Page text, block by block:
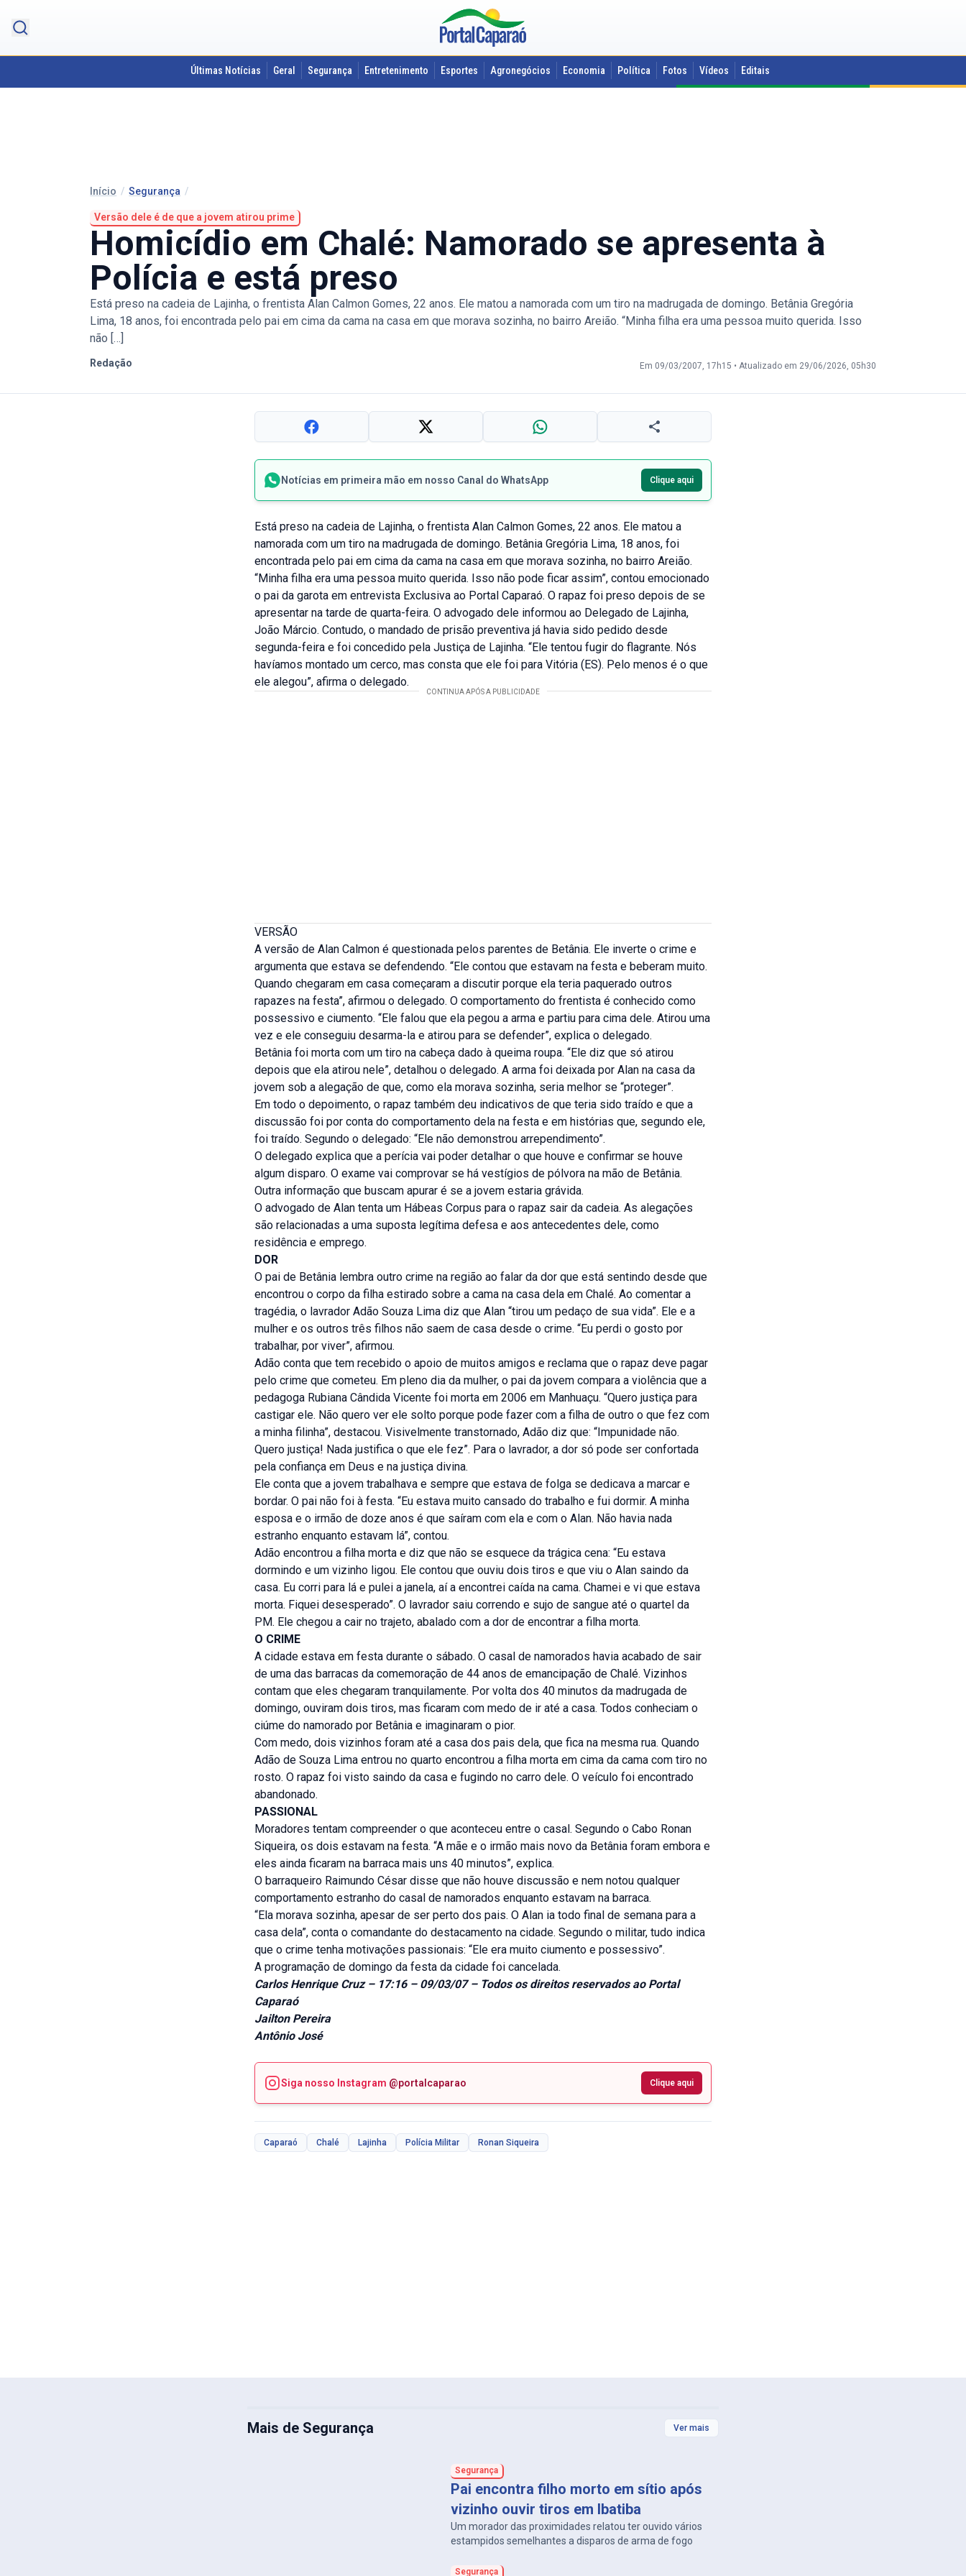
Últimas Notícias Geral Segurança Entretenimento Esportes Agronegócios Economia Política Fotos Vídeos Editais
Início /Segurança /
Versão dele é de que a jovem atirou prime
Homicídio em Chalé: Namorado se apresenta à
Polícia e está preso
Está preso na cadeia de Lajinha, o frentista Alan Calmon Gomes, 22 anos. Ele matou a namorada com um tiro na madrugada de domingo. Betânia Gregória
Lima, 18 anos, foi encontrada pelo pai em cima da cama na casa em que morava sozinha, no bairro Areião. “Minha filha era uma pessoa muito querida. Isso
não […]
Redação Em 09/03/2007, 17h15 • Atualizado em 29/06/2026, 05h30
Notícias em primeira mão em nosso Canal do WhatsApp Clique aqui
Está preso na cadeia de Lajinha, o frentista Alan Calmon Gomes, 22 anos. Ele matou a
namorada com um tiro na madrugada de domingo. Betânia Gregória Lima, 18 anos, foi
encontrada pelo pai em cima da cama na casa em que morava sozinha, no bairro Areião.
“Minha filha era uma pessoa muito querida. Isso não pode ficar assim”, contou emocionado
o pai da garota em entrevista Exclusiva ao Portal Caparaó. O rapaz foi preso depois de se
apresentar na tarde de quarta-feira. O advogado dele informou ao Delegado de Lajinha,
João Márcio. Contudo, o mandado de prisão preventiva já havia sido pedido desde
segunda-feira e foi concedido pela Justiça de Lajinha. “Ele tentou fugir do flagrante. Nós
havíamos montado um cerco, mas consta que ele foi para Vitória (ES). Pelo menos é o que
ele alegou”, afirma o delegado.
VERSÃO
A versão de Alan Calmon é questionada pelos parentes de Betânia. Ele inverte o crime e
argumenta que estava se defendendo. “Ele contou que estavam na festa e beberam muito.
Quando chegaram em casa começaram a discutir porque ela teria paquerado outros
rapazes na festa”, afirmou o delegado. O comportamento do frentista é conhecido como
possessivo e ciumento. “Ele falou que ela pegou a arma e partiu para cima dele. Atirou uma
vez e ele conseguiu desarma-la e atirou para se defender”, explica o delegado.
Betânia foi morta com um tiro na cabeça dado à queima roupa. “Ele diz que só atirou
depois que ela atirou nele”, detalhou o delegado. A arma foi deixada por Alan na casa da
jovem sob a alegação de que, como ela morava sozinha, seria melhor se “proteger”.
Em todo o depoimento, o rapaz também deu indicativos de que teria sido traído e que a
discussão foi por conta do comportamento dela na festa e em histórias que, segundo ele,
foi traído. Segundo o delegado: “Ele não demonstrou arrependimento”.
O delegado explica que a perícia vai poder detalhar o que houve e confirmar se houve
algum disparo. O exame vai comprovar se há vestígios de pólvora na mão de Betânia.
Outra informação que buscam apurar é se a jovem estaria grávida.
O advogado de Alan tenta um Hábeas Corpus para o rapaz sair da cadeia. As alegações
são relacionadas a uma suposta legítima defesa e aos antecedentes dele, como
residência e emprego.
DOR
O pai de Betânia lembra outro crime na região ao falar da dor que está sentindo desde que
encontrou o corpo da filha estirado sobre a cama na casa dela em Chalé. Ao comentar a
tragédia, o lavrador Adão Souza Lima diz que Alan “tirou um pedaço de sua vida”. Ele e a
mulher e os outros três filhos não saem de casa desde o crime. “Eu perdi o gosto por
trabalhar, por viver”, afirmou.
Adão conta que tem recebido o apoio de muitos amigos e reclama que o rapaz deve pagar
pelo crime que cometeu. Em pleno dia da mulher, o pai da jovem compara a violência que a
pedagoga Rubiana Cândida Vicente foi morta em 2006 em Manhuaçu. “Quero justiça para
castigar ele. Não quero ver ele solto porque pode fazer com a filha de outro o que fez com
a minha filinha”, destacou. Visivelmente transtornado, Adão diz que: “Impunidade não.
Quero justiça! Nada justifica o que ele fez”. Para o lavrador, a dor só pode ser confortada
pela confiança em Deus e na justiça divina.
Ele conta que a jovem trabalhava e sempre que estava de folga se dedicava a marcar e
bordar. O pai não foi à festa. “Eu estava muito cansado do trabalho e fui dormir. A minha
esposa e o irmão de doze anos é que saíram com ela e com o Alan. Não havia nada
estranho enquanto estavam lá”, contou.
Adão encontrou a filha morta e diz que não se esquece da trágica cena: “Eu estava
dormindo e um vizinho ligou. Ele contou que ouviu dois tiros e que viu o Alan saindo da
casa. Eu corri para lá e pulei a janela, aí a encontrei caída na cama. Chamei e vi que estava
morta. Fiquei desesperado”. O lavrador saiu correndo e sujo de sangue até o quartel da
PM. Ele chegou a cair no trajeto, abalado com a dor de encontrar a filha morta.
O CRIME
A cidade estava em festa durante o sábado. O casal de namorados havia acabado de sair
de uma das barracas da comemoração de 44 anos de emancipação de Chalé. Vizinhos
contam que eles chegaram tranquilamente. Por volta dos 40 minutos da madrugada de
domingo, ouviram dois tiros, mas ficaram com medo de ir até a casa. Todos conheciam o
ciúme do namorado por Betânia e imaginaram o pior.
Com medo, dois vizinhos foram até a casa dos pais dela, que fica na mesma rua. Quando
Adão de Souza Lima entrou no quarto encontrou a filha morta em cima da cama com tiro no
rosto. O rapaz foi visto saindo da casa e fugindo no carro dele. O veículo foi encontrado
abandonado.
PASSIONAL
Moradores tentam compreender o que aconteceu entre o casal. Segundo o Cabo Ronan
Siqueira, os dois estavam na festa. “A mãe e o irmão mais novo da Betânia foram embora e
eles ainda ficaram na barraca mais uns 40 minutos”, explica.
O barraqueiro Raimundo César disse que não houve discussão e nem notou qualquer
comportamento estranho do casal de namorados enquanto estavam na barraca.
“Ela morava sozinha, apesar de ser perto dos pais. O Alan ia todo final de semana para a
casa dela”, conta o comandante do destacamento na cidade. Segundo o militar, tudo indica
que o crime tenha motivações passionais: “Ele era muito ciumento e possessivo”.
A programação de domingo da festa da cidade foi cancelada.
Carlos Henrique Cruz – 17:16 – 09/03/07 – Todos os direitos reservados ao Portal
Caparaó
Jailton Pereira
Antônio José
Siga nosso Instagram @portalcaparao Clique aqui
Caparaó Chalé Lajinha Polícia Militar Ronan Siqueira
Mais de Segurança Ver mais
Segurança
Pai encontra filho morto em sítio após
vizinho ouvir tiros em Ibatiba
Um morador das proximidades relatou ter ouvido vários
estampidos semelhantes a disparos de arma de fogo
Segurança